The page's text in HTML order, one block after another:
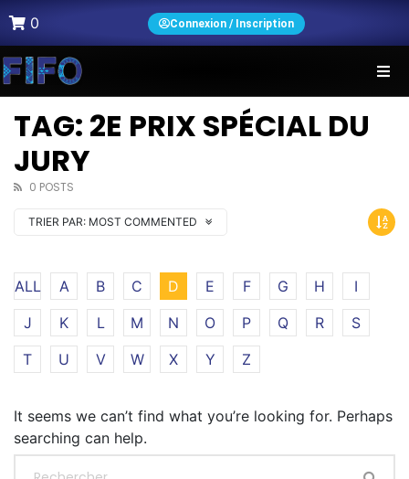
0 Connexion / Inscription
TAG: 2E PRIX SPÉCIAL DU
JURY
0 POSTS
TRIER PAR: MOST COMMENTED
ALL A B C D E F G H
I
J
K L M N O P Q R
S
T
U V W X Y Z
It seems we can’t find what you’re looking for. Perhaps
searching can help.